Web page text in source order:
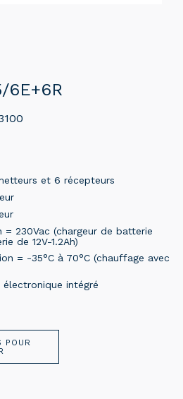
6E+6R
et 6 récepteurs
= 230Vac (chargeur de batterie
de 12V-1.2Ah)
= -35°C à 70°C (chauffage avec
intégré
POUR